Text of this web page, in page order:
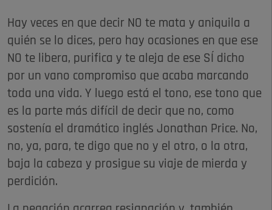
Hay veces en que decir NO te mata y aniquila a
quién se lo dices, pero hay ocasiones en que ese
NO te libera, purifica y te aleja de ese SÍ dicho
por un vano compromiso que acaba marcando
toda una vida. Y luego está el tono, ese tono que
es la parte más difícil de decir que no, como
sostenía el dramático inglés Jonathan Price. No,
no, ya, para, te digo que no y el otro, o la otra,
baja la cabeza y prosigue su viaje de mierda y
perdición.